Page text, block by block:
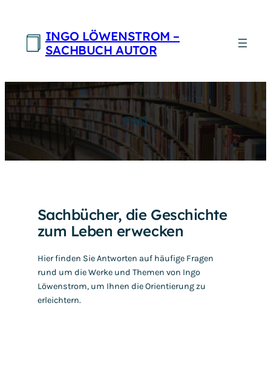
springen
INGO LÖWENSTROM –
SACHBUCH AUTOR
FAQ
Sachbücher, die Geschichte
zum Leben erwecken
Hier finden Sie Antworten auf häufige Fragen
rund um die Werke und Themen von Ingo
Löwenstrom, um Ihnen die Orientierung zu
erleichtern.